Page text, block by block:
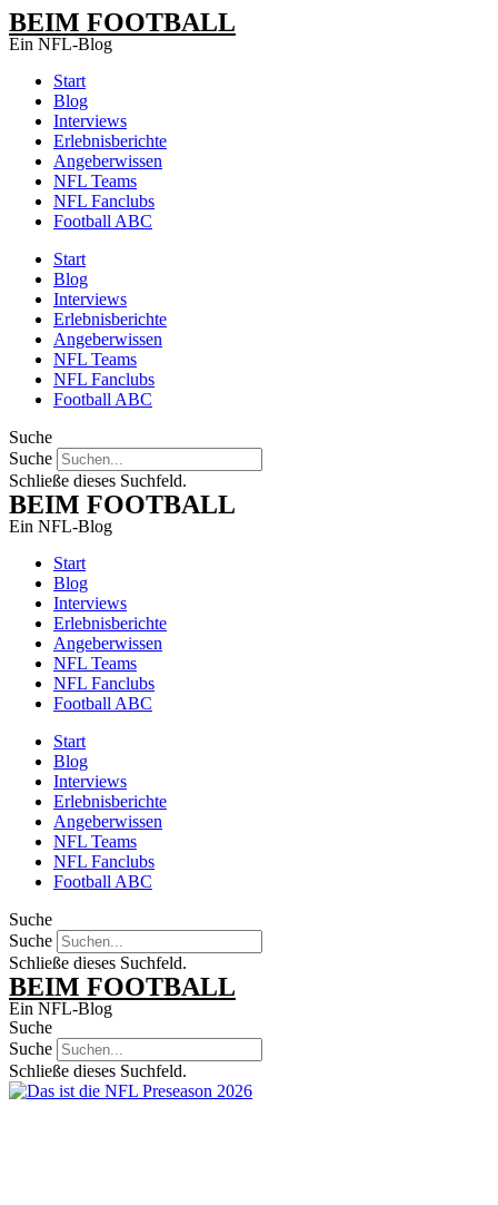
Zum
Inhalt
BEIM FOOTBALL
Ein NFL-Blog
Start
Blog
Interviews
Erlebnisberichte
Angeberwissen
NFL Teams
NFL Fanclubs
Football ABC
Start
Blog
Interviews
Erlebnisberichte
Angeberwissen
NFL Teams
NFL Fanclubs
Football ABC
Suche
Suche
Schließe dieses Suchfeld.
BEIM FOOTBALL
Ein NFL-Blog
Start
Blog
Interviews
Erlebnisberichte
Angeberwissen
NFL Teams
NFL Fanclubs
Football ABC
Start
Blog
Interviews
Erlebnisberichte
Angeberwissen
NFL Teams
NFL Fanclubs
Football ABC
Suche
Suche
Schließe dieses Suchfeld.
BEIM FOOTBALL
Ein NFL-Blog
Suche
Suche
Schließe dieses Suchfeld.